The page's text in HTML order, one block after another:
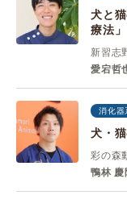
犬と
療法」
新習志
愛宕哲
消化器
犬・
彩の森
鴨林 慶